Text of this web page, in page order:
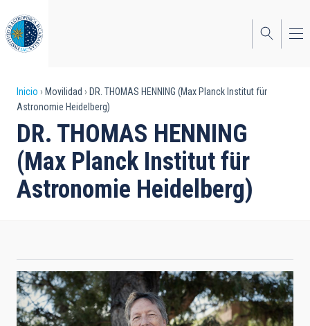
al
contenido
principal
Sobrescribir
enlaces
de
ayuda
a
Inicio Movilidad
DR. THOMAS HENNING (Max Planck Institut für
Astronomie Heidelberg)
DR. THOMAS HENNING
(Max Planck Institut für
Astronomie Heidelberg)